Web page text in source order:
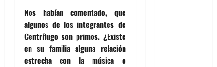
Nos habían comentado, que
algunos de los integrantes de
Centrífugo son primos. ¿Existe
en su familia alguna relación
estrecha con la música o